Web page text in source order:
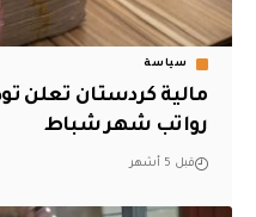
سياسة
مالية كردستان تعلن
رواتب شهر شباط
قبل 5 أشهر